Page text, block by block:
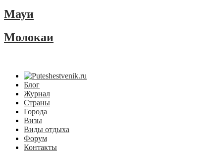
Мауи
Молокаи
Блог
Журнал
Страны
Города
Визы
Виды отдыха
Форум
Контакты